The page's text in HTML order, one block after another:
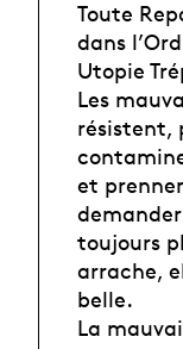
Toute
dans
Utopie
Les
résistent,
et
toujours
arrache,
belle.
La